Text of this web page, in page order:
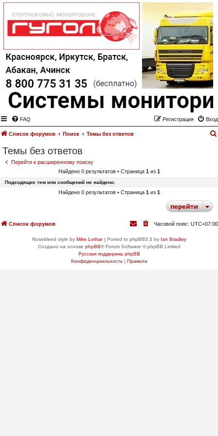
FAQ Вход
Регистрация
Список форумов Поиск Темы без ответов
Темы без ответов
Перейти к расширенному поиску
Найдено 0 результатов • Страница 1из 1
Подходящих тем или сообщений не найдено.
Найдено 0 результатов • Страница 1из 1
перейти
Список форумов Часовой пояс: UTC+07:00
Nosebleed style by Mike Lothar| Ported to phpBB3.3 by Ian Bradley
Создано на основе phpBB® Forum Software © phpBB Limited
Русская поддержка phpBB
Конфиденциальность| Правила